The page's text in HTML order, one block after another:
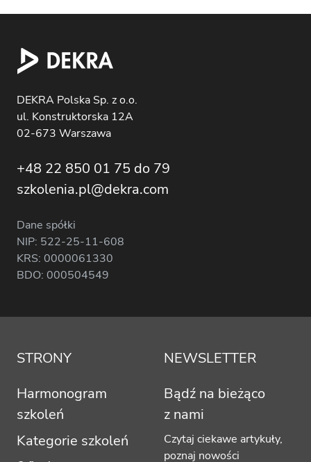
DEKRA Polska Sp. z o.o.
ul. Konstruktorska 12A
02-673 Warszawa
+48 22 850 01 75 do 79
szkolenia.pl@dekra.com
Dane spółki
NIP: 522-25-11-608
KRS: 0000061330
BDO: 000504549
STRONY
Harmonogram
szkoleń
Kategorie szkoleń
NEWSLETTER
Bądź na bieżąco
z nami
Czytaj ciekawe artykuły,
poznaj nowości